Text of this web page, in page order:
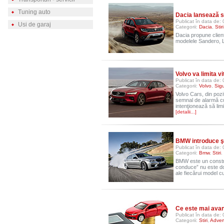
Tuning auto
Usi de garaj
Dacia lansează
Publicat în data de:
Categorii: Dacia Stiri
Dacia propune
modelele Sandero,
Volvo va limita
Publicat în data de:
Categorii: Volvo
Volvo Cars, din
semnal de alarmă
intenţionează să
[detalii...]
BMW introduce
Publicat în data de:
Categorii: Bmw, Stiri
BMW este un
conduce” nu este
ale fiecărui model
Ce este mai
Publicat în data de:
Categorii: Stiri